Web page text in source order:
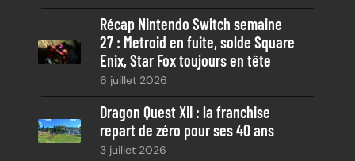
Récap Nintendo Switch semaine
27 : Metroid en fuite, solde Square
Enix, Star Fox toujours en tête
6 juillet 2026
Dragon Quest XII : la franchise
repart de zéro pour ses 40 ans
3 juillet 2026